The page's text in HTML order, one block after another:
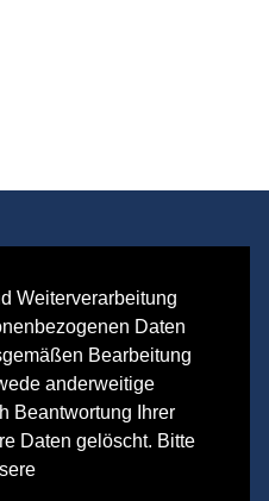
Weiterverarbeitung
Daten
Bearbeitung
anderweitige
Beantwortung Ihrer
Daten gelöscht. Bitte
Datenschutz